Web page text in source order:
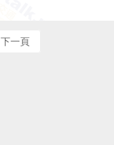
下一頁